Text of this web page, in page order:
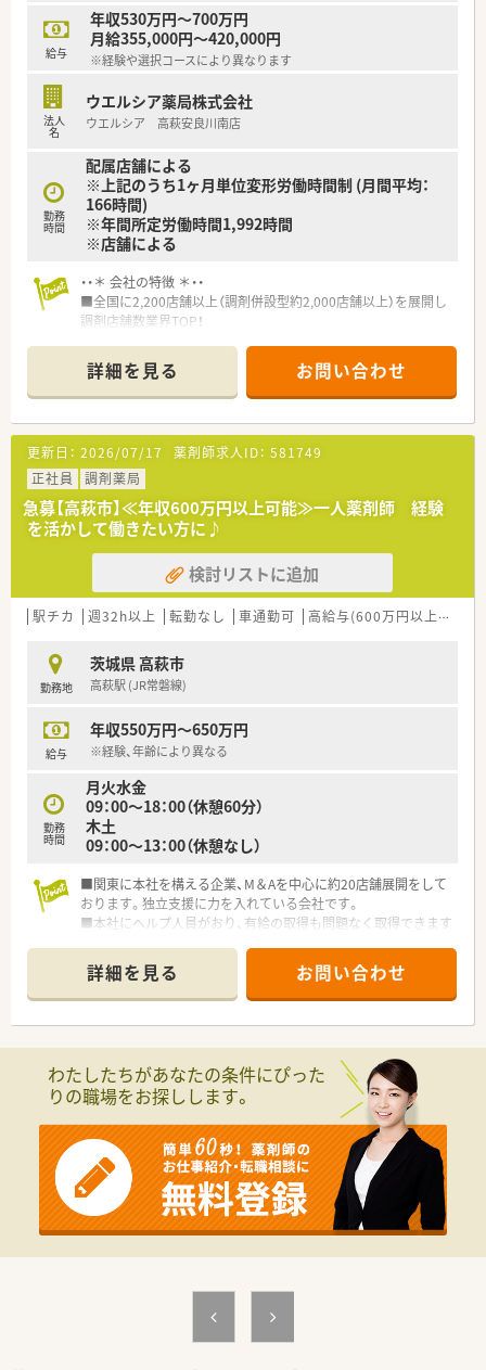
給与
年収530万円～700万円
月給355,000円～420,000円
※経験や選択コースにより異なります
法人
名
ウエルシア薬局株式会社
ウエルシア 高萩安良川南店
勤務
時間
配属店舗による
※上記のうち1ヶ月単位変形労働時間制 (月間平均：
166時間)
※年間所定労働時間1,992時間
※店舗による
・・＊ 会社の特徴 ＊・・
■全国に2,200店舗以上（調剤併設型約2,000店舗以上）を展開し
調剤店舗数業界TOP！
頑張り次第で高給与も可能！
■経験や勤務コースによりますが、経験の少ない方でも500万前
半スタートと業界TOP水準！
■職種や職域に合わせ、豊富な社内研修や外部組織と連携した研
修を用意されています
■薬剤師が中心の会社だからこそ活躍できるキャリアパスが多
種多様に用意されています。
■店舗拡大に伴い、エリアマネジャーや営業部長等のマネジメン
トのポジションも増えます。
■在宅や教育等の専門性を活かせるスペシャリストを目指すこ
とも可能です。
■その他にも、管理部門や商品部門等の本社スタッフなど活動領
域は多種多様です。
■在宅実施店舗は年々増加しており、在宅医療へもしっかりと関
■育児休暇は3歳まで取得が可能で、時短制度は小学5年生まで
時短勤務ができるよう変更予定です。
■年間休日が120日とワークライフバランスが整っています
たくさんあります！
詳細を見る お問い合わせ
更新日： 2026/07/17 薬剤師求人ID： 581749
正社員
調剤薬局
急募【高萩市】≪年収600万円以上可能≫一人薬剤師 経験
を活かして働きたい方に♪
検討リストに追加
駅チカ 週32h以上 転勤なし 車通勤可 高給与(600万円以上)
勤務地
茨城県 高萩市
高萩駅 (JR常磐線)
給与
年収550万円～650万円
※経験、年齢により異なる
勤務
時間
月火水金
09：00～18：00（休憩60分）
木土
09：00～13：00（休憩なし）
■関東に本社を構える企業、M＆Aを中心に約20店舗展開をして
おります。独立支援に力を入れている会社です。
■本社にヘルプ人員がおり、有給の取得も問題なく取得できます
詳細を見る お問い合わせ
わたしたちがあなたの条件にぴった
りの職場をお探しします。